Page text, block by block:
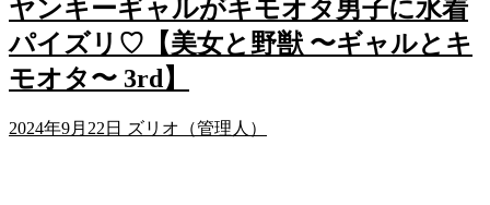
ヤンキーギャルがキモオタ男子に水着
パイズリ♡【美女と野獣 〜ギャルとキ
モオタ〜 3rd】
2024年9月22日 ズリオ（管理人）